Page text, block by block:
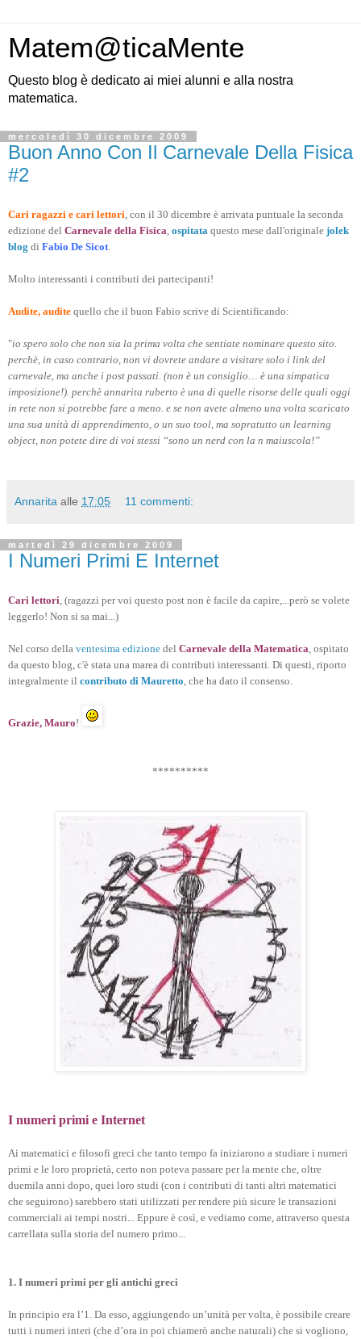
Matem@ticaMente
Questo blog è dedicato ai miei alunni e alla nostra
matematica.
mercoledì 30 dicembre 2009
Buon Anno Con Il Carnevale Della Fisica
#2
Cari ragazzi e cari lettori , con il 30 dicembre è arrivata puntuale la seconda
edizione del Carnevale della Fisica ospitata questo mese dall'originale jolek
blog di Fabio De Sicot
Molto interessanti i contributi dei partecipanti!
Audite, audite quello che il buon Fabio scrive di Scientificando:
"io spero solo che non sia la prima volta che sentiate nominare questo sito.
perchè, in caso contrario, non vi dovrete andare a visitare solo i link del
carnevale, ma anche i post passati. (non è un consiglio… è una simpatica
imposizione!). perchè annarita ruberto è una di quelle risorse delle quali oggi
in rete non si potrebbe fare a meno. e se non avete almeno una volta scaricato
una sua unità di apprendimento, o un suo tool, ma sopratutto un learning
object, non potete dire di voi stessi “sono un nerd con la n maiuscola!”
Annarita alle 17:05 11 commenti:
martedì 29 dicembre 2009
I Numeri Primi E Internet
Cari lettori , (ragazzi per voi questo post non è facile da capire,...però se volete
leggerlo! Non si sa mai...)
Nel corso della ventesima edizione del Carnevale della Matematica , ospitato
da questo blog, c'è stata una marea di contributi interessanti. Di questi, riporto
integralmente il contributo di Mauretto , che ha dato il consenso.
Grazie, Mauro!
**********
I numeri primi e Internet
Ai matematici e filosofi greci che tanto tempo fa iniziarono a studiare i numeri
primi e le loro proprietà, certo non poteva passare per la mente che, oltre
duemila anni dopo, quei loro studi (con i contributi di tanti altri matematici
che seguirono) sarebbero stati utilizzati per rendere più sicure le transazioni
commerciali ai tempi nostri... Eppure è così, e vediamo come, attraverso questa
carrellata sulla storia del numero primo...
1. I numeri primi per gli antichi greci
In principio era l’1. Da esso, aggiungendo un’unità per volta, è possibile creare
tutti i numeri interi (che d’ora in poi chiamerò anche naturali) che si vogliono,